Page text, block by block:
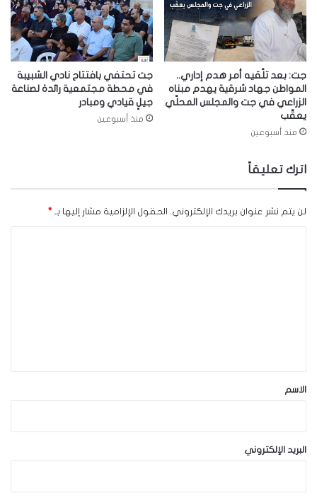
جت: بعد تلّقيه أمر هدم إداري..
المواطن جهاد شرقية يهدم مبناه
الزراعي في جت والمجلس المحلّي
يعقّب
منذ أسبوعين
جت تحتفي بافتتاح نادي الشبيبة
في محطة مجتمعية رائدة لصناعة
جيلٍ قيادي ومبادر
منذ أسبوعين
اترك تعليقاً
لن يتم نشر عنوان بريدك الإلكتروني. الحقول الإلزامية مشار إليها بـ *
*الاسم
البريد الإلكتروني